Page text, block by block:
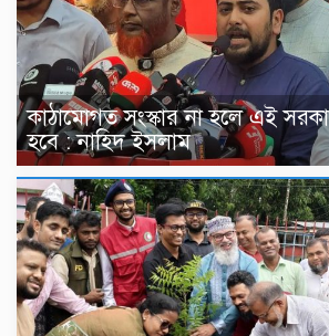
কাঠামোগত সংস্কার না হলে এই
হবে : নাহিদ ইসলাম